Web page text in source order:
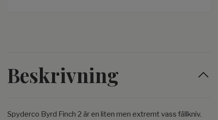
Beskrivning
Spyderco Byrd Finch 2 är en liten men extremt vass fällkniv.